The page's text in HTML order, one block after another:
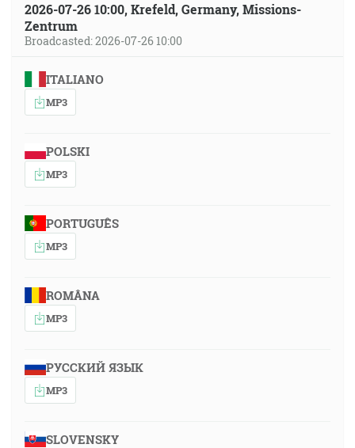
2026-07-26 10:00, Krefeld, Germany, Missions-
Zentrum
Broadcasted: 2026-07-26 10:00
ITALIANO
MP3
POLSKI
MP3
PORTUGUÊS
MP3
ROMÂNA
MP3
РУССКИЙ ЯЗЫК
MP3
SLOVENSKY